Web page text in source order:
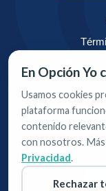
En Opción Yo
Usamos cookies
plataforma
contenido
con nosotros.
Privacidad.
Rechazar
+1